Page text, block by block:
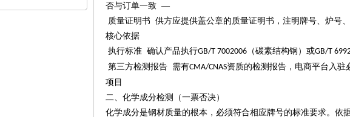
否与订单一致 —
质量证明书 供方应提供盖公章的质量证明书，注明牌号、炉号
核心依据
执行标准 确认产品执行GB/T 7002006 （碳素结构钢）或GB/T
第三方检测报告 需有CMA/CNAS资质的检测报告，电商平台入
项目
二、化学成分检测（一票否决）
化学成分是钢材质量的根本，必须符合相应牌号的标准要求。依